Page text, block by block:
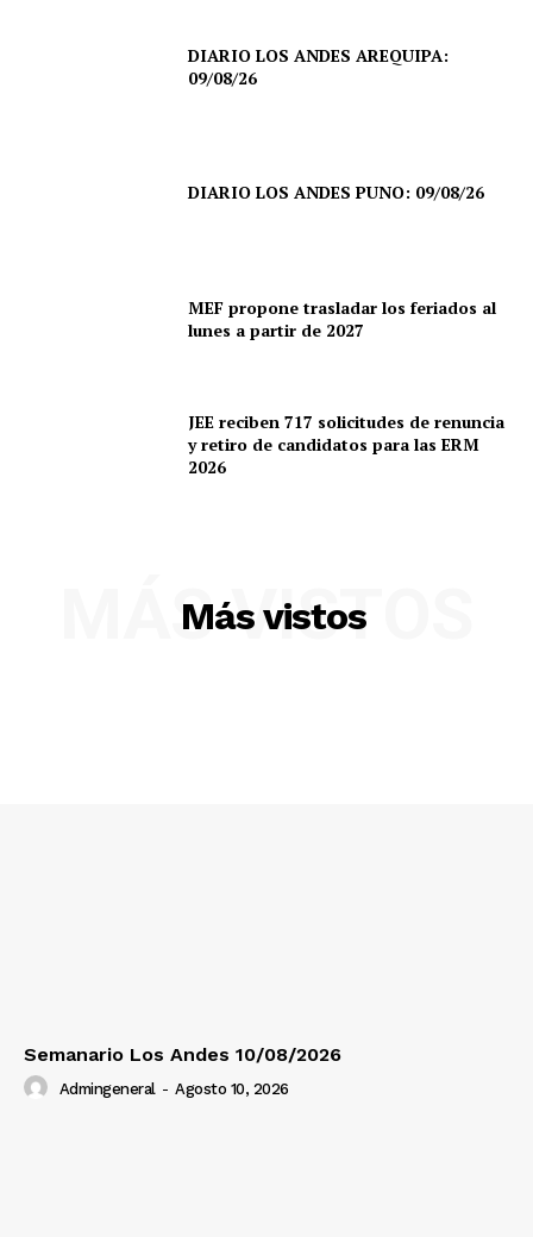
DIARIO LOS ANDES AREQUIPA:
09/08/26
DIARIO LOS ANDES PUNO: 09/08/26
MEF propone trasladar los feriados al
lunes a partir de 2027
JEE reciben 717 solicitudes de renuncia
y retiro de candidatos para las ERM
2026
Más vistos
MÁS VISTOS
Semanario Los Andes 10/08/2026
Admingeneral - Agosto 10, 2026